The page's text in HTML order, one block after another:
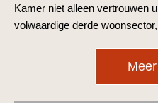
Kamer niet alleen vertrouwen
volwaardige derde